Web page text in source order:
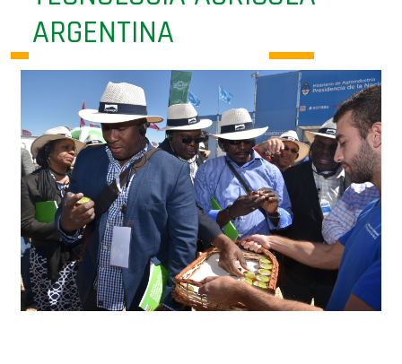
Ministros y viceministros de once
naciones recorrieron Expoagro para